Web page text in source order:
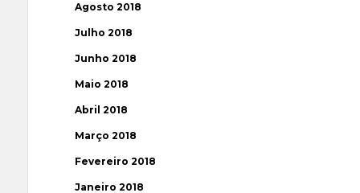
Agosto 2018
Julho 2018
Junho 2018
Maio 2018
Abril 2018
Março 2018
Fevereiro 2018
Janeiro 2018